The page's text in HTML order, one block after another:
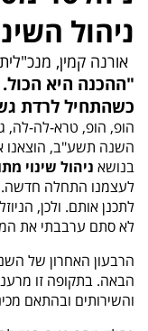
ניהול
אורנה קמין, מנכ"לית OK יועצים לניהול
"ההכנה היא
כשהתחיל לרדת
השנה תשע"ב, הוצאנו
בנושא ניהול שינוי
לעצמנו התחלה חדשה.
לתכנן אותם. ולכן,
לא סתם ערבבתי את
הרבעון האחרון של
הבאה. בתקופה זו
והשירותים ובהתאם